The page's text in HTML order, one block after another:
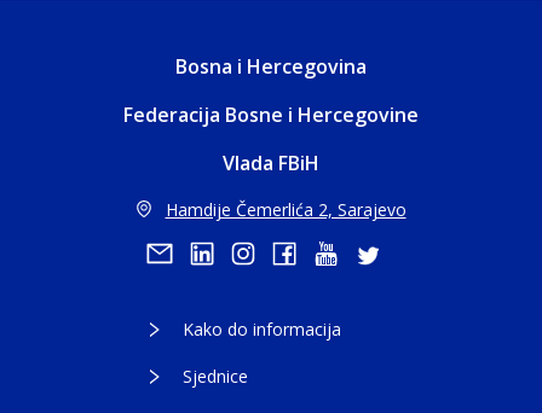
Bosna i Hercegovina
Federacija Bosne i Hercegovine
Vlada FBiH
Hamdije Čemerlića 2, Sarajevo
Kako do informacija
Sjednice